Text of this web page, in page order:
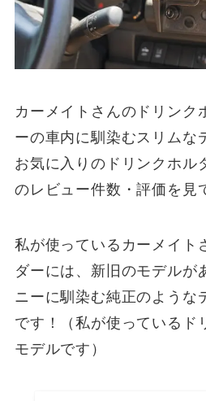
カーメイトさんのドリンク
ーの車内に馴染むスリムな
お気に入りのドリンクホル
のレビュー件数・評価を見
私が使っているカーメイト
ダーには、新旧のモデルが
ニーに馴染む純正のような
です！（私が使っているド
モデルです）